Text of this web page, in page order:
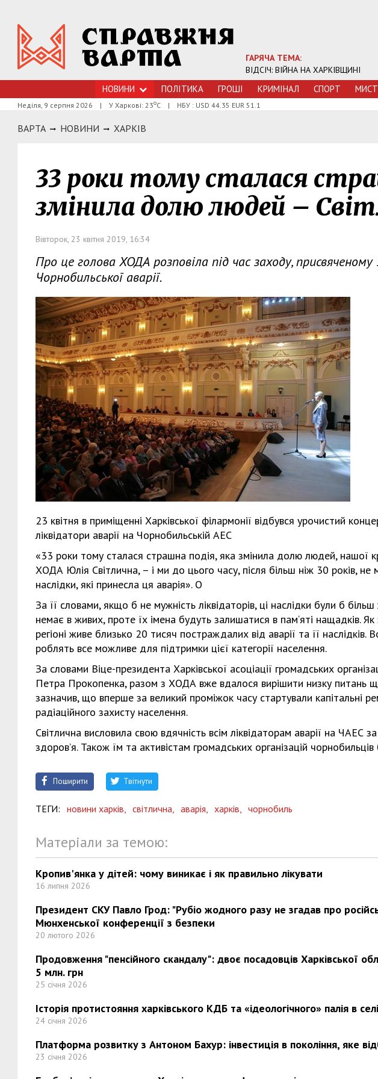
ГАРЯЧА ТЕМА:
ВІДСІЧ: ВІЙНА НА ХАРКІВЩИНІ
НОВИНИ ПОЛІТИКА ГРОШI КРИМIНАЛ СПОРТ
Неділя, 9 серпня 2026 | У Харкові: 23оС | НБУ : USD 44.35 EUR 51.1
ВАРТА НОВИНИ ХАРКIВ
33 роки тому сталася
змінила долю людей –
Вівторок, 23 квітня 2019, 16:34
Про це голова ХОДА розповіла під час заходу, присвяченому
Чорнобильської аварії.
23 квітня в приміщенні Харківської філармонії відбувся урочистий
ліквідатори аварії на Чорнобильській АЕС
«33 роки тому сталася страшна подія, яка змінила долю людей, нашої
ХОДА Юлія Світлична, – і ми до цього часу, після більш ніж 30 років, не
наслідки, які принесла ця аварія». О
За її словами, якщо б не мужність ліквідаторів, ці наслідки були б
немає в живих, проте їх імена будуть залишатися в пам‘яті нащадків. Як
регіоні живе близько 20 тисяч постраждалих від аварії та її
роблять все можливе для підтримки цієї категорії населення.
За словами Віце-президента Харківської асоціації громадських
Петра Прокопенка, разом з ХОДА вже вдалося вирішити низку питань
зазначив, що вперше за великий проміжок часу стартували капітальні
радіаційного захисту населення.
Світлична висловила свою вдячність всім ліквідаторам аварії на
здоров’я. Також їм та активістам громадських організацій
Поширити Твітнути
ТЕГИ: новини харків, світлична, аварія, харків, чорнобиль
Матеріали за темою:
Кропив'янка у дітей: чому виникає і як правильно лікувати
16 липня 2026
Президент СКУ Павло Грод: "Рубіо жодного разу не згадав про
Мюнхенської конференції з безпеки
20 лютого 2026
Продовження "пенсійного скандалу": двоє посадовців Харківської
5 млн. грн
25 січня 2026
Історія протистояння харківського КДБ та «ідеологічного» палія в
24 січня 2026
Платформа розвитку з Антоном Бахур: інвестиція в покоління, яке
23 січня 2026